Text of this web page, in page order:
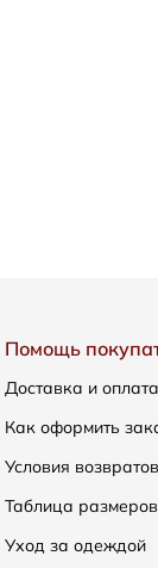
Помощь
Доставка и оплата
Как оформить
Условия возвратов
Таблица размеров
Уход за одеждой